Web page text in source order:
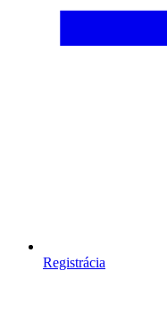
Registrácia